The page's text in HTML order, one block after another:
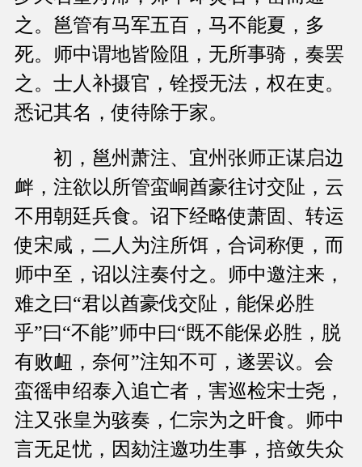
之。邕管有马军五百，马不能夏，多
死。师中谓地皆险阻，无所事骑，奏罢
之。士人补摄官，铨授无法，权在吏。
悉记其名，使待除于家。
初，邕州萧注、宜州张师正谋启边
衅，注欲以所管蛮峒酋豪往讨交阯，云
不用朝廷兵食。诏下经略使萧固、转运
使宋咸，二人为注所饵，合词称便，而
师中至，诏以注奏付之。师中邀注来，
难之曰“君以酋豪伐交阯，能保必胜
乎”曰“不能”师中曰“既不能保必胜，脱
有败衄，奈何”注知不可，遂罢议。会
蛮徭申绍泰入追亡者，害巡检宋士尧，
注又张皇为骇奏，仁宗为之旰食。师中
言无足忧，因劾注邀功生事，掊敛失众